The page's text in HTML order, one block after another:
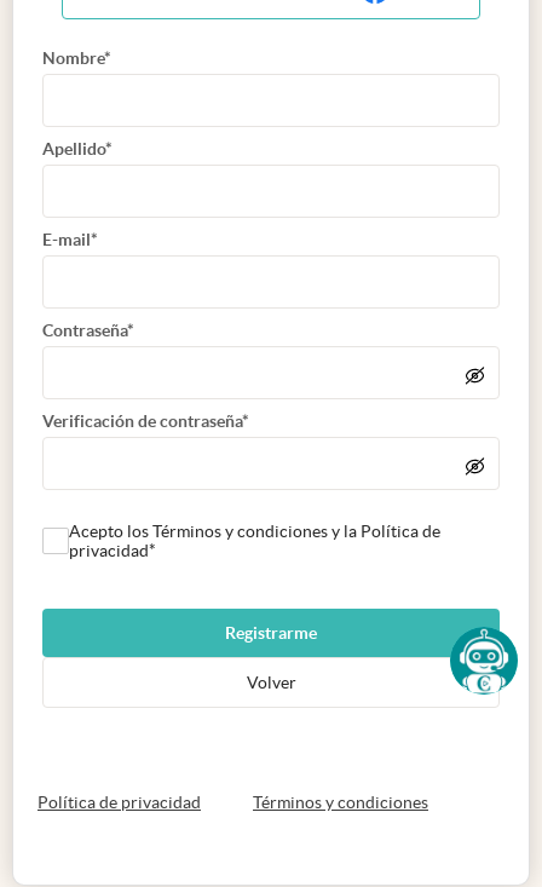
Nombre*
Apellido*
E-mail*
Contraseña*
Verificación de contraseña*
Acepto los Términos y condiciones y la Política de
privacidad*
Registrarme
Volver
Política de privacidad abre en nueva pestaña
Términos y condicionesabre en nueva